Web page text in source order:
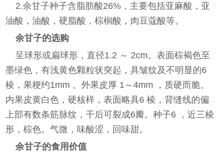
2.余甘子种子含脂肪酸26%，主要包括亚麻酸，亚
油酸，油酸，硬脂酸，棕榈酸，肉豆蔻酸等。
余甘子的选购
呈球形或扁球形，直径1.2 ～ 2cm。表面棕褐色至
墨绿色，有浅黄色颗粒状突起，具皱纹及不明显的6
棱，果梗约1mm 。外果皮厚 1～4mm ，质硬而脆。
内果皮黄白色，硬核样，表面略具6 棱，背缝线的偏
上部有数条筋脉纹，干后可裂成6瓣。种子6 ，近三棱
形，棕色。气微，味酸涩，回味甜。
余甘子的食用价值